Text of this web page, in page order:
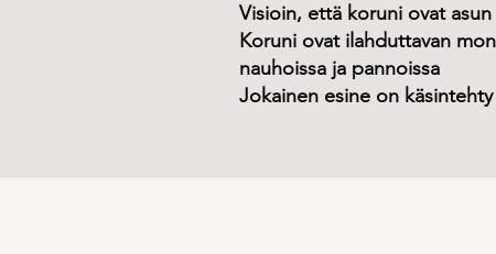
Visioin, että koruni ovat
Koruni ovat ilahduttavan
nauhoissa ja pannoissa
Jokainen esine on